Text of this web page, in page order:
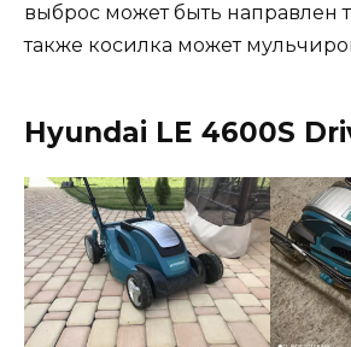
выброс может быть направлен
также косилка может
Hyundai LE 4600S